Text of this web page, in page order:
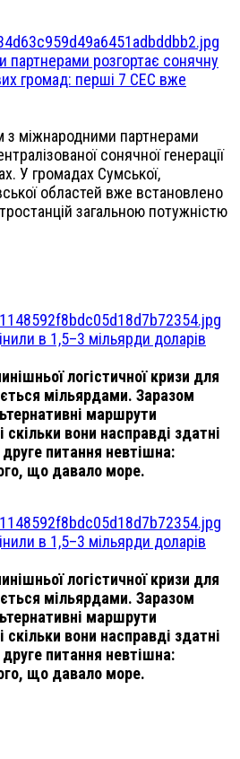
партнерами розгортає сонячну
громад: перші 7 СЕС вже
з міжнародними партнерами
сонячної генерації
У громадах Сумської,
областей вже встановлено
загальною потужністю
в 1,5–3 мільярди доларів
логістичної кризи для
мільярдами. Заразом
маршрути
вони насправді здатні
питання невтішна:
що давало море.
в 1,5–3 мільярди доларів
логістичної кризи для
мільярдами. Заразом
маршрути
вони насправді здатні
питання невтішна:
що давало море.